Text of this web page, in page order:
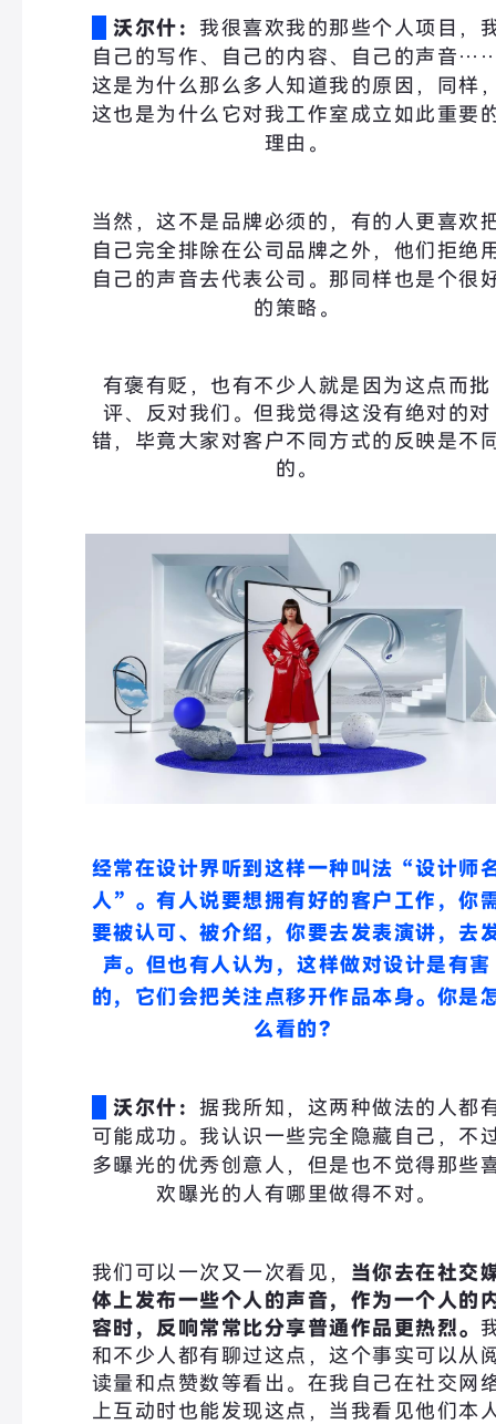
沃尔什： 我很喜欢我的那些个人项目，
自己的写作、自己的内容、自己的声音
这是为什么那么多人知道我的原因，同样
这也是为什么它对我工作室成立如此重要
理由。
当然，这不是品牌必须的，有的人更喜欢
自己完全排除在公司品牌之外，他们拒绝
自己的声音去代表公司。那同样也是个很
的策略。
有褒有贬，也有不少人就是因为这点而批
评、反对我们。但我觉得这没有绝对的对
错，毕竟大家对客户不同方式的反映是不
的。
经常在设计界听到这样一种叫法“设计师
人”。有人说要想拥有好的客户工作，你
要被认可、被介绍，你要去发表演讲，去
声。 但也有人认为，这样做对设计是有害
的，它们会把关注点移开作品本身。 你是
么看的？
沃尔什：据我所知，这两种做法的人都
可能成功。我认识一些完全隐藏自己，不
多曝光的优秀创意人，但是也不觉得那些
欢曝光的人有哪里做得不对。
我们可以一次又一次看见， 当你去在社交
体上发布一些个人的声音，作为一个人的
容时，反响常常比分享普通作品更热烈。
和不少人都有聊过这点，这个事实可以从
读量和点赞数等看出。在我自己在社交网
上互动时也能发现这点，当我看见他们本